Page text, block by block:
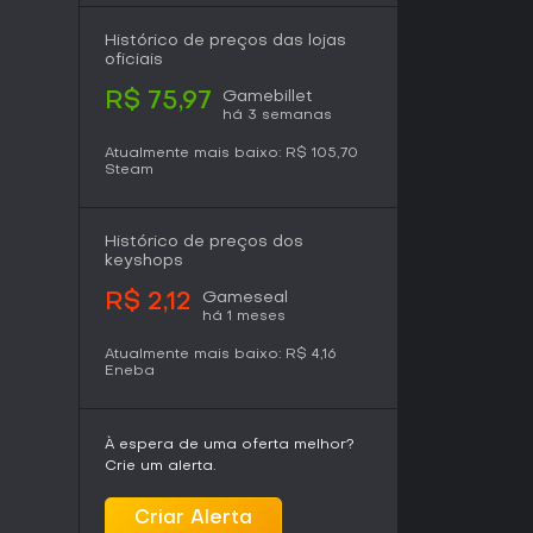
nas zonas mais avançadas.
em uma campanha com história ambientada
misturam objetivos de pontuação com tarefas
libera conteúdo adicional.
disputam as melhores pontuações de
gerador aleatório de fases cria novas
outros. O modo Sandbox oferece espaços
de manobras sem restrições de
pessoais ou desafios gerados.
ambientes vibrantes, personagens
Histórico de preços das lojas
oficiais
R$ 75,97 Gamebillet
há 3 semanas
Atualmente mais baixo: R$ 105,70
Steam
Histórico de preços dos
keyshops
R$ 2,12 Gameseal
há 1 meses
Atualmente mais baixo: R$ 4,16
Eneba
À espera de uma oferta melhor?
Crie um alerta.
Criar Alerta